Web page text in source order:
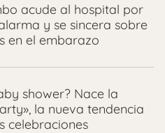
acude al hospital por
y se sincera sobre
en el embarazo
shower? Nace la
la nueva tendencia
celebraciones